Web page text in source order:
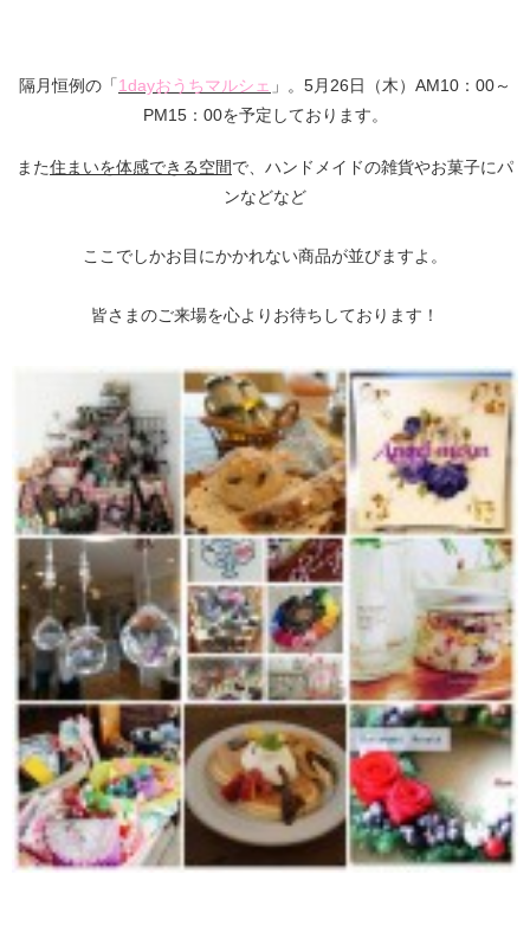
隔月恒例の「1dayおうちマルシェ 」。5月26日（木）AM10：00～
PM15：00を予定しております。
また住まいを体感できる空間で、ハンドメイドの雑貨やお菓子にパ
ンなどなど
ここでしかお目にかかれない商品が並びますよ。
皆さまのご来場を心よりお待ちしております！